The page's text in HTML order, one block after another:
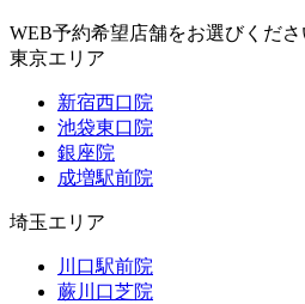
WEB予約希望店舗をお選びくださ
東京エリア
新宿西口院
池袋東口院
銀座院
成増駅前院
埼玉エリア
川口駅前院
蕨川口芝院